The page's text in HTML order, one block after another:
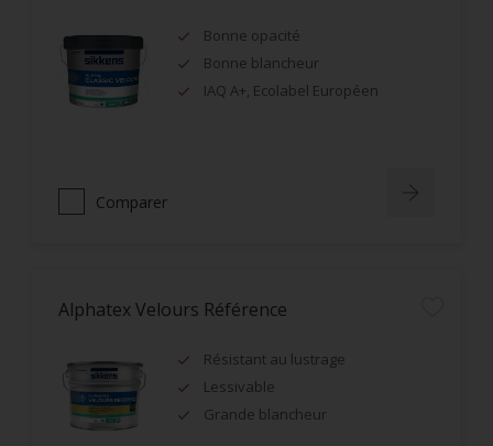
Bonne opacité
Bonne blancheur
IAQ A+, Ecolabel Européen
Comparer
Alphatex Velours Référence
Résistant au lustrage
Lessivable
Grande blancheur